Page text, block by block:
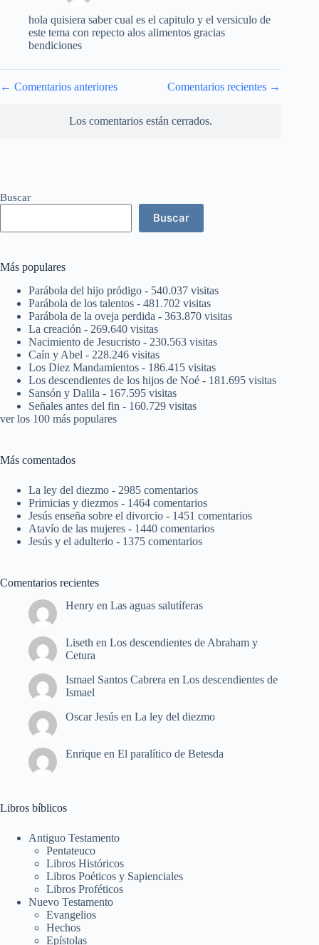
hola quisiera saber cual es el capitulo y el versiculo de
este tema con repecto alos alimentos gracias
bendiciones
de
← Comentarios anteriores Comentarios recientes →
Los comentarios están cerrados.
Buscar
Buscar
Más populares
Parábola del hijo pródigo - 540.037 visitas
Parábola de los talentos - 481.702 visitas
Parábola de la oveja perdida - 363.870 visitas
La creación - 269.640 visitas
Nacimiento de Jesucristo - 230.563 visitas
Caín y Abel - 228.246 visitas
Los Diez Mandamientos - 186.415 visitas
Los descendientes de los hijos de Noé - 181.695 visitas
Sansón y Dalila - 167.595 visitas
Señales antes del fin - 160.729 visitas
ver los 100 más populares
Más comentados
La ley del diezmo - 2985 comentarios
Primicias y diezmos - 1464 comentarios
Jesús enseña sobre el divorcio - 1451 comentarios
Atavío de las mujeres - 1440 comentarios
Jesús y el adulterio - 1375 comentarios
Comentarios recientes
Henry en Las aguas salutíferas
Liseth en Los descendientes de Abraham y
Cetura
Ismael Santos Cabrera en Los descendientes de
Ismael
Oscar Jesús en La ley del diezmo
Enrique en El paralítico de Betesda
Libros bíblicos
Antiguo Testamento
Pentateuco
Libros Históricos
Libros Poéticos y Sapienciales
Libros Proféticos
Nuevo Testamento
Evangelios
Hechos
Epístolas